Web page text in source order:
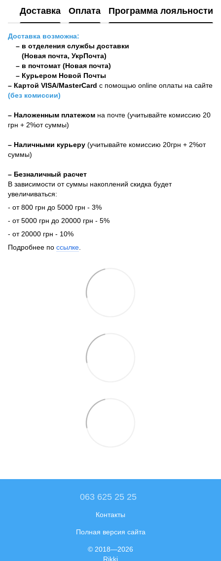
Доставка Оплата Программа лояльности
Доставка возможна:
– в отделения службы доставки
(Новая почта, УкрПочта)
– в почтомат (Новая почта)
– Курьером Новой Почты
– Картой VISA/MasterCard с помощью online оплаты на сайте
(без комиссии)
– Наложенным платежом на почте (учитывайте комиссию 20
грн + 2%от суммы)
– Наличными курьеру (учитывайте комиссию 20грн + 2%от
суммы)
– Безналичный расчет
В зависимости от суммы накоплений скидка будет
увеличиваться:
- от 800 грн до 5000 грн - 3%
- от 5000 грн до 20000 грн - 5%
- от 20000 грн - 10%
Подробнее по ссылке
063 625 25 25
Контакты
Полная версия сайта
© 2018—2026
Rikki